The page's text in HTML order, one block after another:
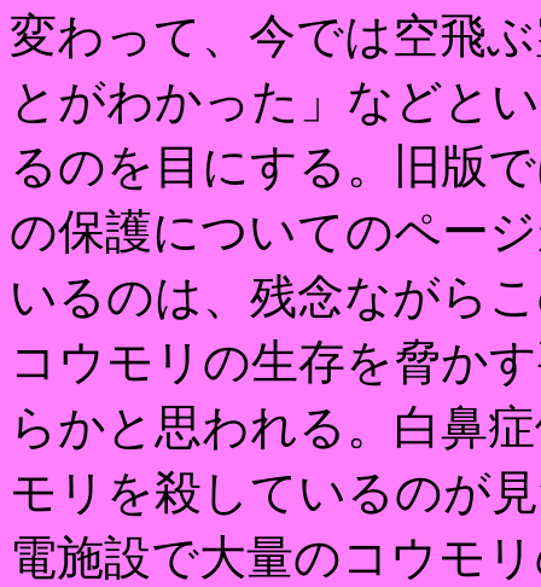
変わって、今では空飛
とがわかった」などと
るのを目にする。旧版
の保護についてのペー
いるのは、残念ながら
コウモリの生存を脅か
らかと思われる。白鼻
モリを殺しているのが
電施設で大量のコウモ